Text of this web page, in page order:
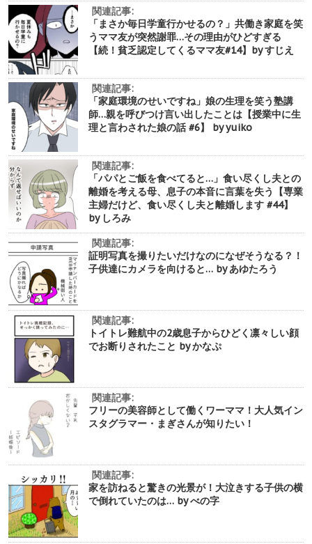
関連記事:
「まさか毎日学童行かせるの？」共働き家庭を笑
うママ友が突然謝罪…その理由がひどすぎる
【続！貧乏認定してくるママ友#14】by すじえ
関連記事:
「家庭環境のせいですね」娘の生理を笑う塾講
師…親を呼びつけ言い出したことは【授業中に生
理と言わされた娘の話 #6】 by yuiko
関連記事:
「パパとご飯を食べてると…」食い尽くし夫との
離婚を考える母、息子の本音に言葉を失う【専業
主婦だけど、食い尽くし夫と離婚します #44】
by しろみ
関連記事:
証明写真を撮りたいだけなのになぜそうなる？！
子供達にカメラを向けると… by あゆたろう
関連記事:
トイトレ難航中の2歳息子からひどく凛々しい顔
でお断りされたこと by かなぷ
関連記事:
フリーの美容師として働くワーママ！大人気イン
スタグラマー・まぎさんが知りたい！
関連記事:
家を訪ねると驚きの光景が！大泣きする子供の横
で倒れていたのは… by べの字